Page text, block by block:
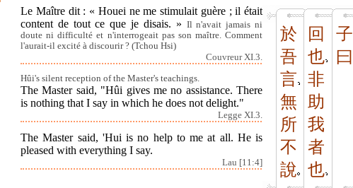
於
吾
言
無
所
不
說
回
也
非
助
我
者
也
子
曰
Le Maître dit : « Houei ne me stimulait guère ; il était
content de tout ce que je disais. » Il n'avait jamais ni
doute ni difficulté et n'interrogeait pas son maître. Comment
l'aurait-il excité à discourir ? (Tchou Hsi)
Couvreur XI.3.
Hûi's silent reception of the Master's teachings.
The Master said, "Hûi gives me no assistance. There
is nothing that I say in which he does not delight."
Legge XI.3.
The Master said, 'Hui is no help to me at all. He is
pleased with everything I say.
Lau [11:4]